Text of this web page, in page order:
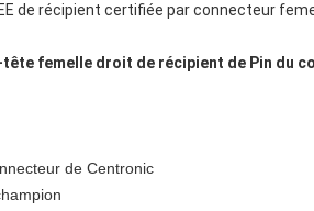
de récipient certifiée par connecteur
femelle droit de récipient de Pin du
de Centronic